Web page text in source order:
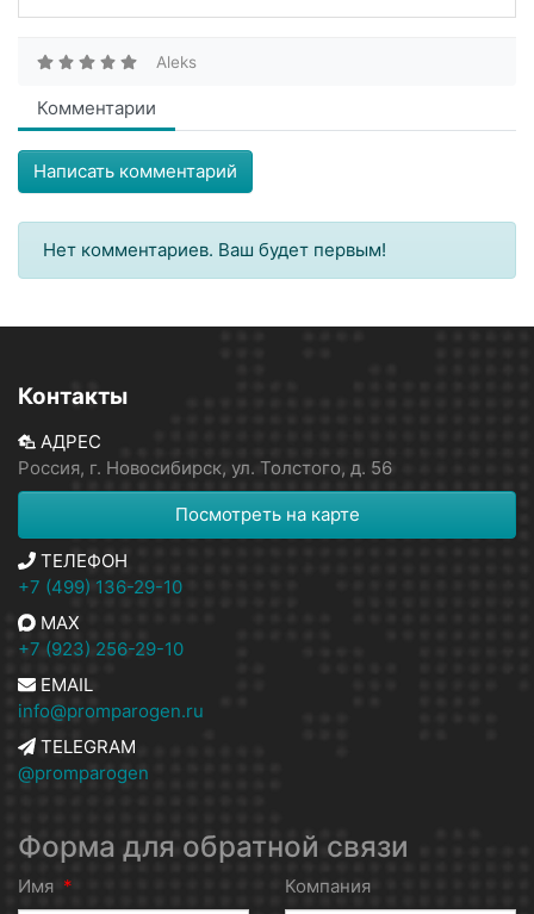
Aleks
Комментарии
Написать комментарий
Нет комментариев. Ваш будет первым!
Контакты
АДРЕС
Россия, г. Новосибирск, ул. Толстого, д. 56
Посмотреть на карте
ТЕЛЕФОН
+7 (499) 136-29-10
MAX
+7 (923) 256-29-10
EMAIL
info@promparogen.ru
TELEGRAM
@promparogen
Форма для обратной связи
Имя * Компания